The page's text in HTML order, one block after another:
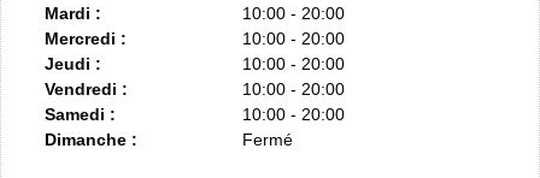
Mardi :
10:00 - 20:00
Mercredi :
10:00 - 20:00
Jeudi :
10:00 - 20:00
Vendredi :
10:00 - 20:00
Samedi :
10:00 - 20:00
Dimanche :
Fermé